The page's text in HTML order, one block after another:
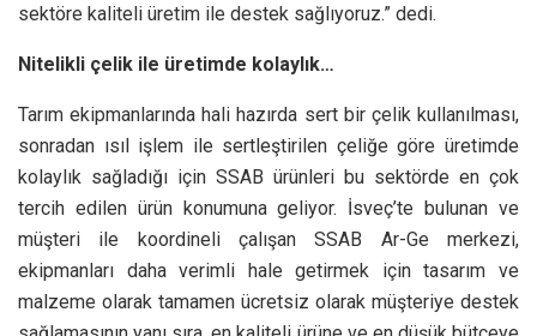
sektöre kaliteli üretim ile destek sağlıyoruz.” dedi.
Nitelikli çelik ile üretimde kolaylık…
Tarım ekipmanlarında hali hazırda sert bir çelik kullanılması,
sonradan ısıl işlem ile sertleştirilen çeliğe göre üretimde
kolaylık sağladığı için SSAB ürünleri bu sektörde en çok
tercih edilen ürün konumuna geliyor. İsveç’te bulunan ve
müşteri ile koordineli çalışan SSAB Ar-Ge merkezi,
ekipmanları daha verimli hale getirmek için tasarım ve
malzeme olarak tamamen ücretsiz olarak müşteriye destek